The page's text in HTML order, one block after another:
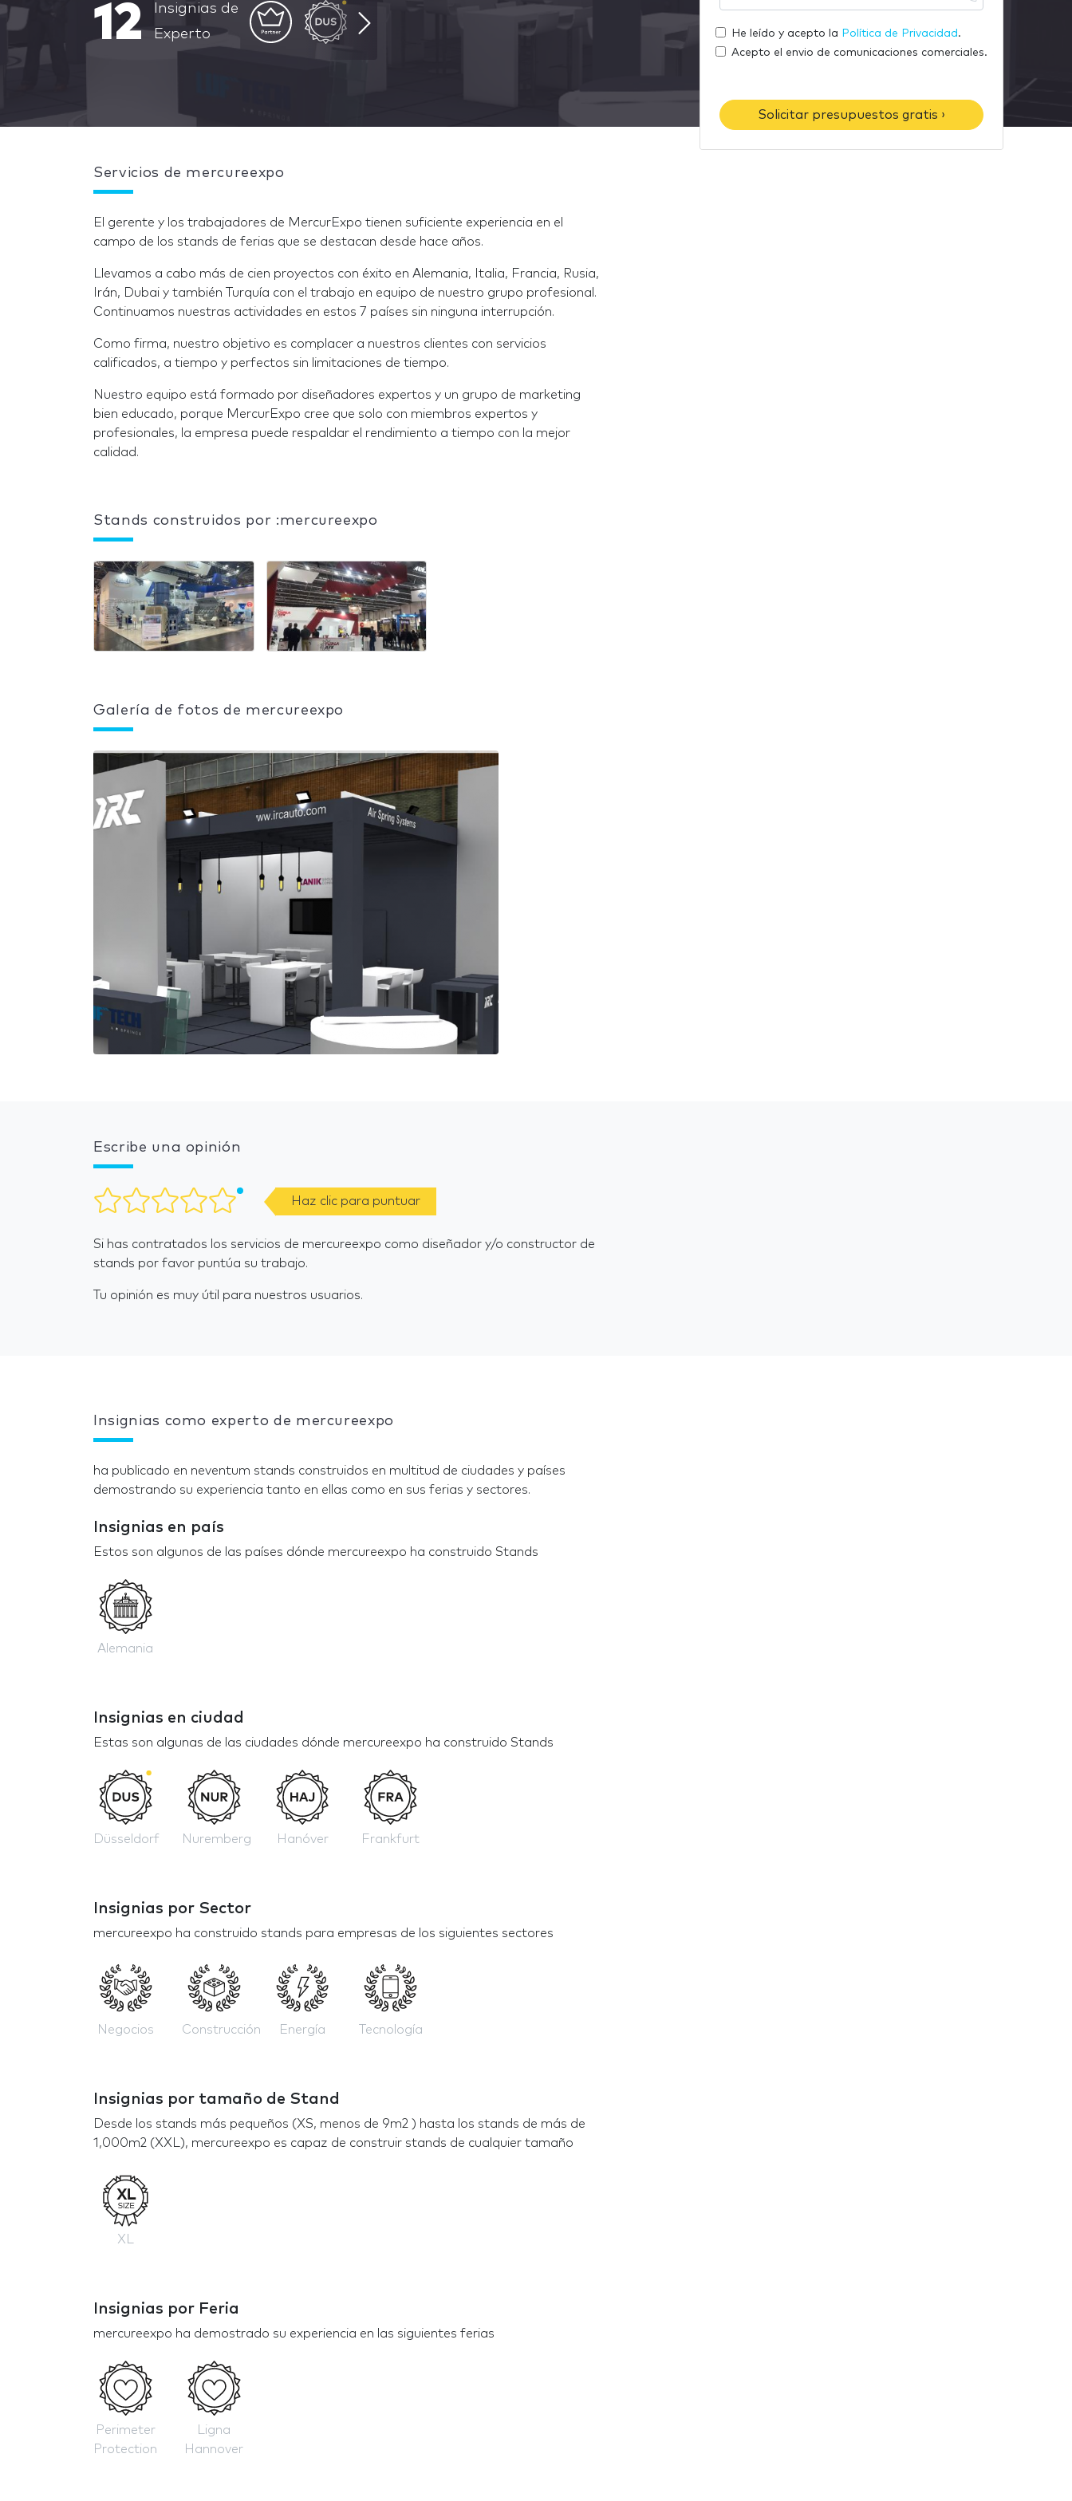
12
Insignias de
Experto
e
i
l
u
t
e
f
o
He leído y acepto la Política de Privacidad .
Acepto el envio de comunicaciones comerciales.
Solicitar presupuestos gratis ›
Servicios de mercureexpo
El gerente y los trabajadores de MercurExpo tienen suficiente experiencia en el
campo de los stands de ferias que se destacan desde hace años.
Llevamos a cabo más de cien proyectos con éxito en Alemania, Italia, Francia, Rusia,
Irán, Dubai y también Turquía con el trabajo en equipo de nuestro grupo profesional.
Continuamos nuestras actividades en estos 7 países sin ninguna interrupción.
Como firma, nuestro objetivo es complacer a nuestros clientes con servicios
calificados, a tiempo y perfectos sin limitaciones de tiempo.
Nuestro equipo está formado por diseñadores expertos y un grupo de marketing
bien educado, porque MercurExpo cree que solo con miembros expertos y
profesionales, la empresa puede respaldar el rendimiento a tiempo con la mejor
calidad.
Stands construidos por :mercureexpo
Galería de fotos de mercureexpo
Escribe una opinión
Haz clic para puntuar
Si has contratados los servicios de mercureexpo como diseñador y/o constructor de
stands por favor puntúa su trabajo.
Tu opinión es muy útil para nuestros usuarios.
Insignias como experto de mercureexpo
ha publicado en neventum stands construidos en multitud de ciudades y países
demostrando su experiencia tanto en ellas como en sus ferias y sectores.
Insignias en país
Estos son algunos de las países dónde mercureexpo ha construido Stands
Alemania
Insignias en ciudad
Estas son algunas de las ciudades dónde mercureexpo ha construido Stands
Düsseldorf Nuremberg Hanóver Frankfurt
Insignias por Sector
mercureexpo ha construido stands para empresas de los siguientes sectores
Negocios Construcción Energía Tecnología
Insignias por tamaño de Stand
Desde los stands más pequeños (XS, menos de 9m2 ) hasta los stands de más de
1,000m2 (XXL), mercureexpo es capaz de construir stands de cualquier tamaño
XL
Insignias por Feria
mercureexpo ha demostrado su experiencia en las siguientes ferias
Perimeter
Protection
Ligna
Hannover